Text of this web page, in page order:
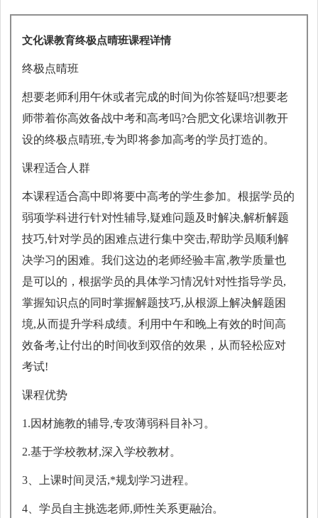
文化课教育终极点晴班课程详情
终极点晴班
想要老师利用午休或者完成的时间为你答疑吗?想要老
师带着你高效备战中考和高考吗?合肥文化课培训教开
设的终极点晴班,专为即将参加高考的学员打造的。
课程适合人群
本课程适合高中即将要中高考的学生参加。根据学员的
弱项学科进行针对性辅导,疑难问题及时解决,解析解题
技巧,针对学员的困难点进行集中突击,帮助学员顺利解
决学习的困难。我们这边的老师经验丰富,教学质量也
是可以的，根据学员的具体学习情况针对性指导学员,
掌握知识点的同时掌握解题技巧,从根源上解决解题困
境,从而提升学科成绩。利用中午和晚上有效的时间高
效备考,让付出的时间收到双倍的效果，从而轻松应对
考试!
课程优势
1.因材施教的辅导,专攻薄弱科目补习。
2.基于学校教材,深入学校教材。
3、上课时间灵活,*规划学习进程。
4、学员自主挑选老师,师性关系更融治。